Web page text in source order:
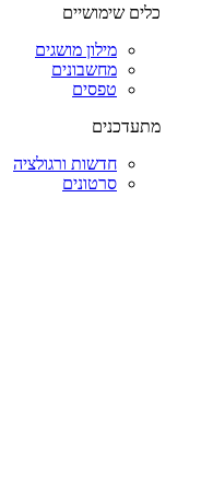
כלים שימושיים
מילון מושגים
מחשבונים
טפסים
מתעדכנים
חדשות ורגולציה
סרטונים